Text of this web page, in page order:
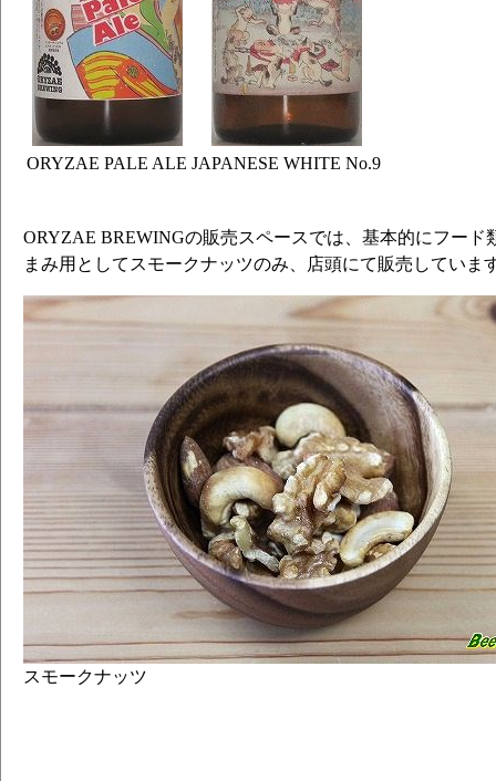
ORYZAE PALE ALE JAPANESE WHITE No.9
ORYZAE BREWINGの販売スペースでは、基本的にフード
まみ用としてスモークナッツのみ、店頭にて販売していま
スモークナッツ